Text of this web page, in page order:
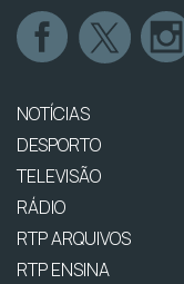
NOTÍCIAS
DESPORTO
TELEVISÃO
RÁDIO
RTP ARQUIVOS
RTP ENSINA